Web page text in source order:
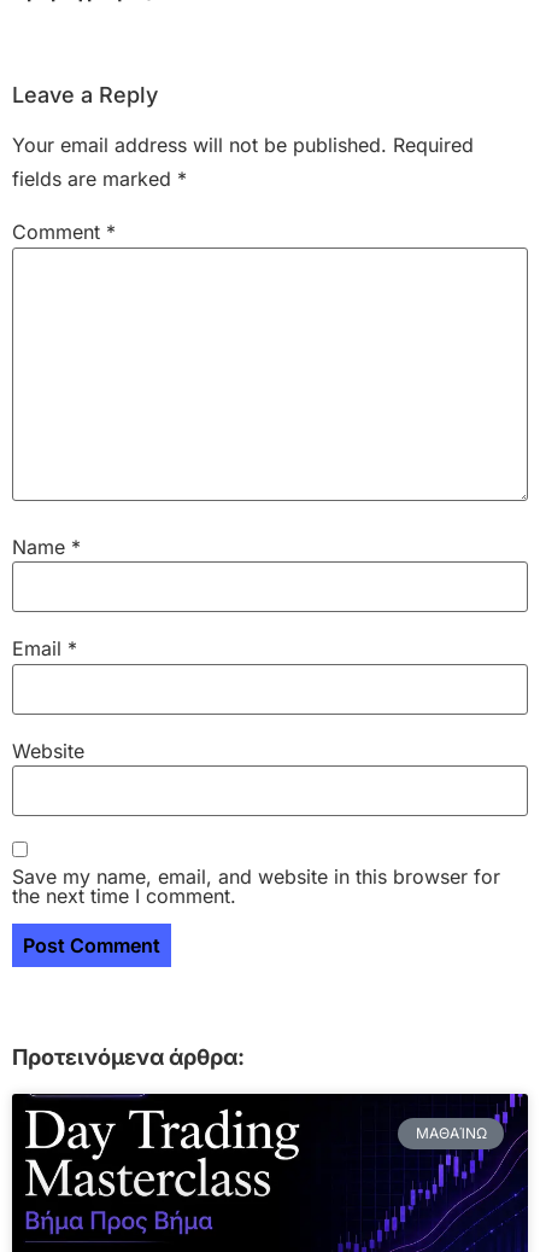
Leave a Reply
Your email address will not be published. Required
fields are marked *
Comment *
Name *
Email *
Website
Save my name, email, and website in this browser for
the next time I comment.
Προτεινόμενα άρθρα:
ΜΑΘΑΊΝΩ